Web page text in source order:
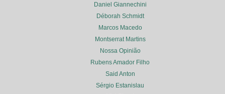
Daniel Giannechini
Déborah Schmidt
Marcos Macedo
Montserrat Martins
Nossa Opinião
Rubens Amador Filho
Said Anton
Sérgio Estanislau